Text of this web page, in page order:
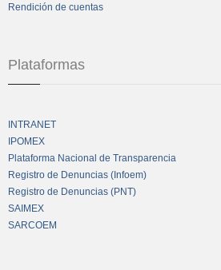
Rendición de cuentas
Plataformas
INTRANET
IPOMEX
Plataforma Nacional de Transparencia
Registro de Denuncias (Infoem)
Registro de Denuncias (PNT)
SAIMEX
SARCOEM